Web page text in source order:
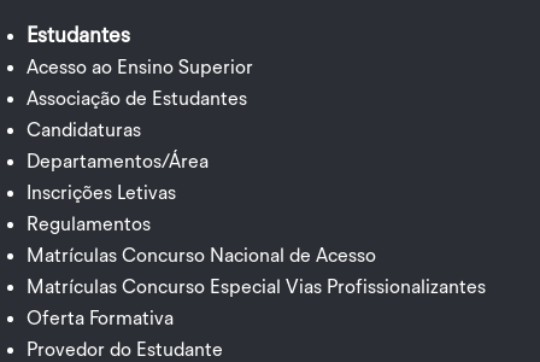
Estudantes
Acesso ao Ensino Superior
Associação de Estudantes
Candidaturas
Departamentos/Área
Inscrições Letivas
Regulamentos
Matrículas Concurso Nacional de Acesso
Matrículas Concurso Especial Vias Profissionalizantes
Oferta Formativa
Provedor do Estudante